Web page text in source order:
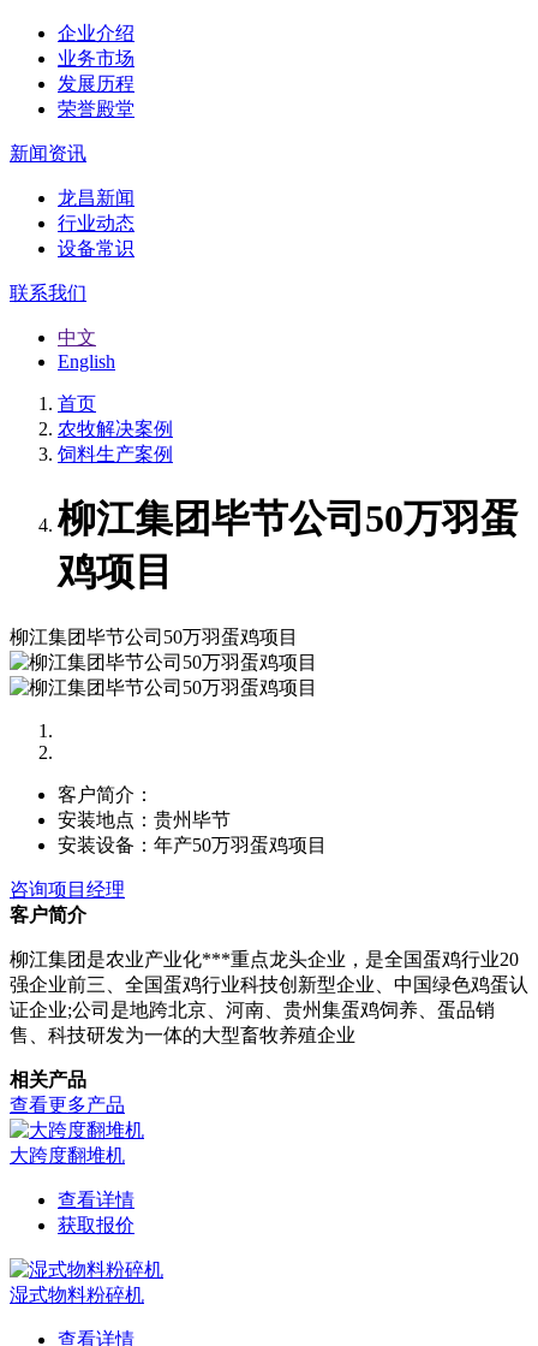
企业介绍
业务市场
发展历程
荣誉殿堂
新闻资讯
龙昌新闻
行业动态
设备常识
联系我们
中文
English
首页
农牧解决案例
饲料生产案例
柳江集团毕节公司50万羽蛋
鸡项目
柳江集团毕节公司50万羽蛋鸡项目
客户简介：
安装地点： 贵州毕节
安装设备： 年产50万羽蛋鸡项目
咨询项目经理
客户简介
柳江集团是农业产业化***重点龙头企业，是全国蛋鸡行业20
强企业前三、全国蛋鸡行业科技创新型企业、中国绿色鸡蛋认
证企业;公司是地跨北京、河南、贵州集蛋鸡饲养、蛋品销
售、科技研发为一体的大型畜牧养殖企业
相关产品
查看更多产品
大跨度翻堆机
查看详情
获取报价
湿式物料粉碎机
查看详情